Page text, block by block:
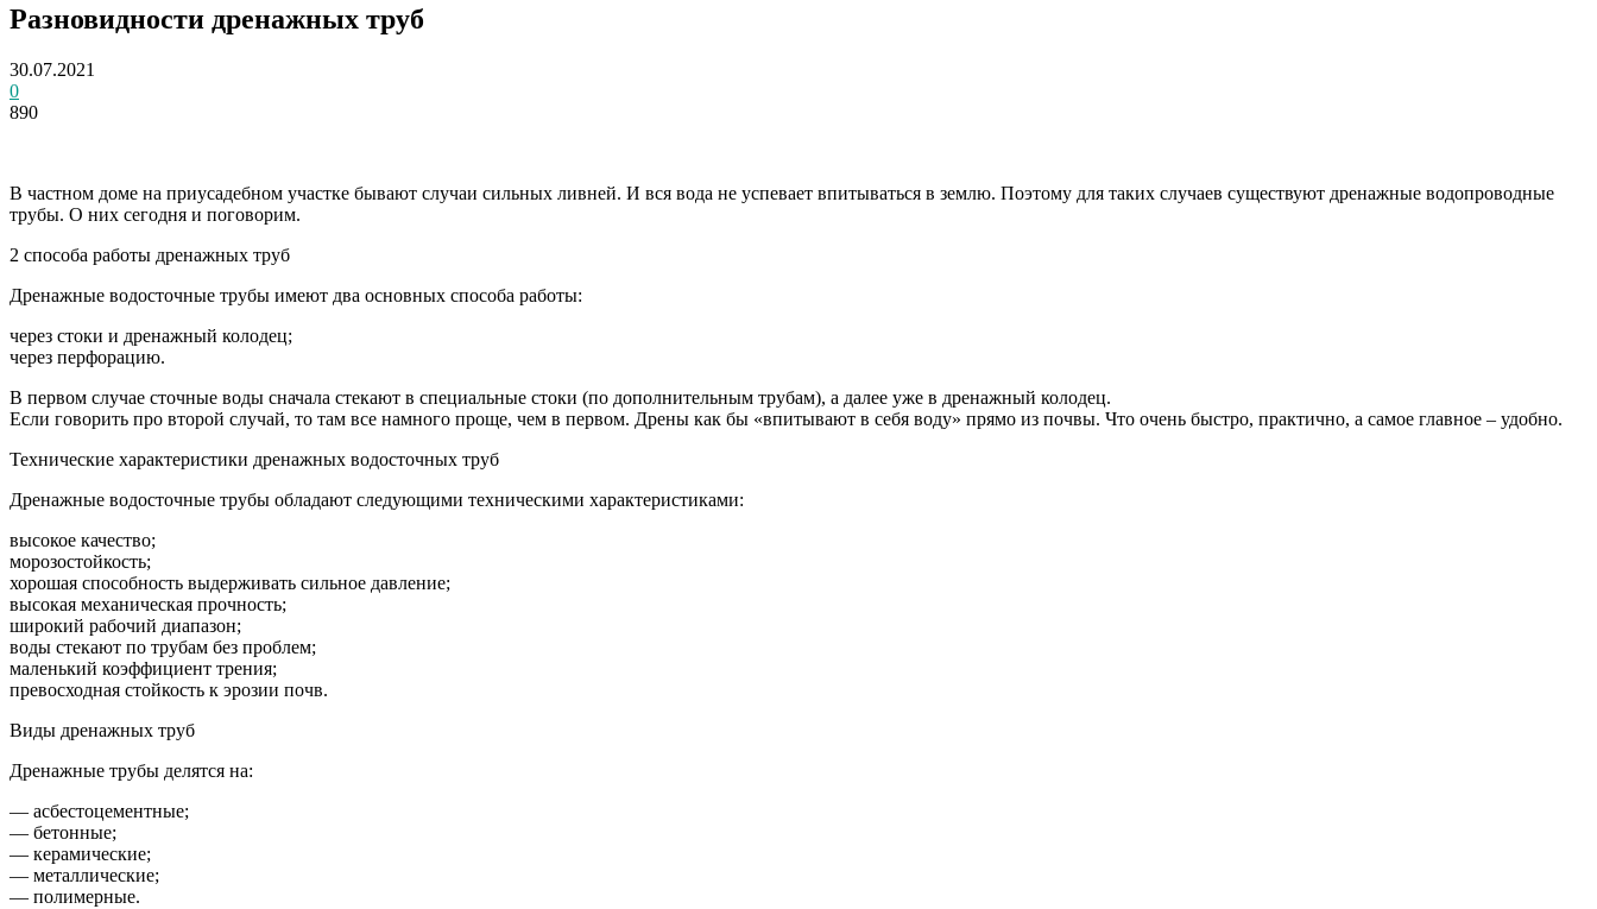
Разновидности дренажных труб
30.07.2021
0
890
В частном доме на приусадебном участке бывают случаи сильных ливней. И вся вода не успевает впитываться в землю. Поэтому для таких случаев существуют дренажные водопроводные
трубы. О них сегодня и поговорим.
2 способа работы дренажных труб
Дренажные водосточные трубы имеют два основных способа работы:
через стоки и дренажный колодец;
через перфорацию.
В первом случае сточные воды сначала стекают в специальные стоки (по дополнительным трубам), а далее уже в дренажный колодец.
Если говорить про второй случай, то там все намного проще, чем в первом. Дрены как бы «впитывают в себя воду» прямо из почвы. Что очень быстро, практично, а самое главное – удобно.
Технические характеристики дренажных водосточных труб
Дренажные водосточные трубы обладают следующими техническими характеристиками:
высокое качество;
морозостойкость;
хорошая способность выдерживать сильное давление;
высокая механическая прочность;
широкий рабочий диапазон;
воды стекают по трубам без проблем;
маленький коэффициент трения;
превосходная стойкость к эрозии почв.
Виды дренажных труб
Дренажные трубы делятся на:
— асбестоцементные;
— бетонные;
— керамические;
— металлические;
— полимерные.